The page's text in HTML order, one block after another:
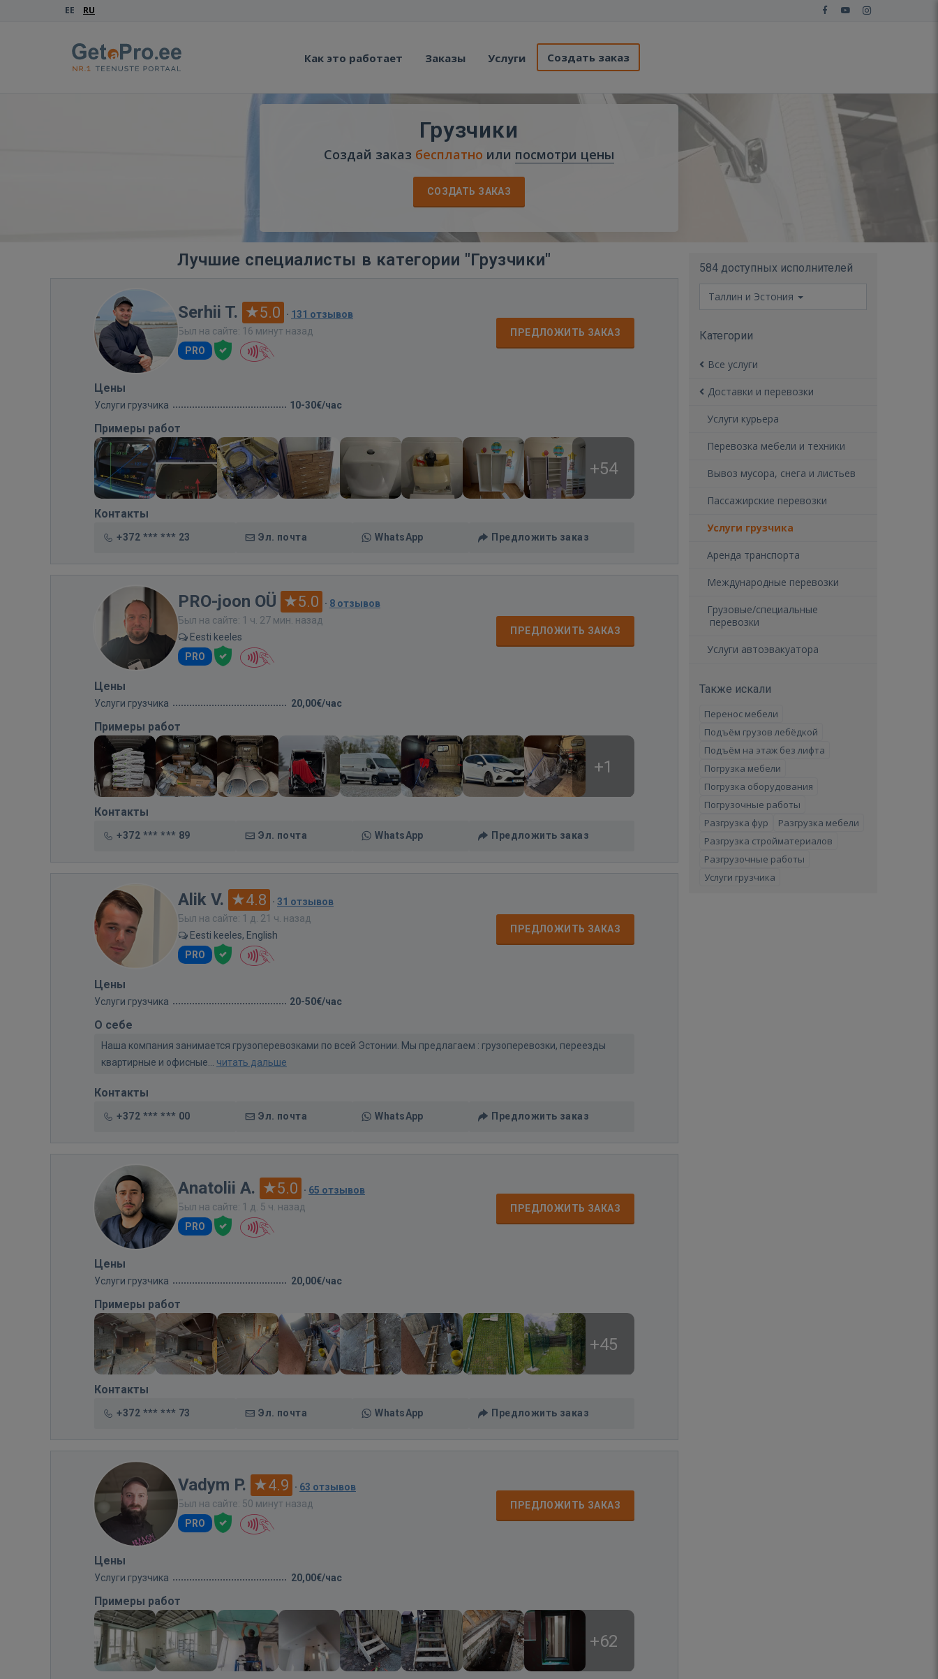
EE RU
Как это работает Заказы Услуги Создать заказ
Грузчики
Создай заказ бесплатно или посмотри цены
СОЗДАТЬ ЗАКАЗ
Лучшие специалисты в категории "Грузчики"
Serhii T. 5.0 · 131 отзывов
Был на сайте: 16 минут назад
PRO
ПРЕДЛОЖИТЬ ЗАКАЗ
Цены
Услуги грузчика 10-30€/час
Примеры работ
+54
Контакты
+372 *** *** 23 Эл. почта WhatsApp Предложить заказ
PRO-joon OÜ 5.0 · 8 отзывов
Был на сайте: 1 ч. 27 мин. назад
Eesti keeles
PRO
ПРЕДЛОЖИТЬ ЗАКАЗ
Цены
Услуги грузчика 20,00€/час
Примеры работ
+1
Контакты
+372 *** *** 89 Эл. почта WhatsApp Предложить заказ
Alik V. 4.8 · 31 отзывов
Был на сайте: 1 д. 21 ч. назад
Eesti keeles, English
PRO
ПРЕДЛОЖИТЬ ЗАКАЗ
Цены
Услуги грузчика 20-50€/час
О себе
Наша компания занимается грузоперевозками по всей Эстонии. Мы предлагаем : грузоперевозки, переезды
квартирные и офисные... читать дальше
Контакты
+372 *** *** 00 Эл. почта WhatsApp Предложить заказ
Anatolii A. 5.0 · 65 отзывов
Был на сайте: 1 д. 5 ч. назад
PRO
ПРЕДЛОЖИТЬ ЗАКАЗ
Цены
Услуги грузчика 20,00€/час
Примеры работ
+45
Контакты
+372 *** *** 73 Эл. почта WhatsApp Предложить заказ
Vadym P. 4.9 · 63 отзывов
Был на сайте: 50 минут назад
PRO
ПРЕДЛОЖИТЬ ЗАКАЗ
Цены
Услуги грузчика 20,00€/час
Примеры работ
+62
584 доступных исполнителей
Таллин и Эстония
Категории
Все услуги
Доставки и перевозки
Услуги курьера
Перевозка мебели и техники
Вывоз мусора, снега и листьев
Пассажирские перевозки
Услуги грузчика
Аренда транспорта
Международные перевозки
Грузовые/специальные
перевозки
Услуги автоэвакуатора
Также искали
Перенос мебели
Подъём грузов лебёдкой
Подъём на этаж без лифта
Погрузка мебели
Погрузка оборудования
Погрузочные работы
Разгрузка фур
Разгрузка мебели
Разгрузка стройматериалов
Разгрузочные работы
Услуги грузчика